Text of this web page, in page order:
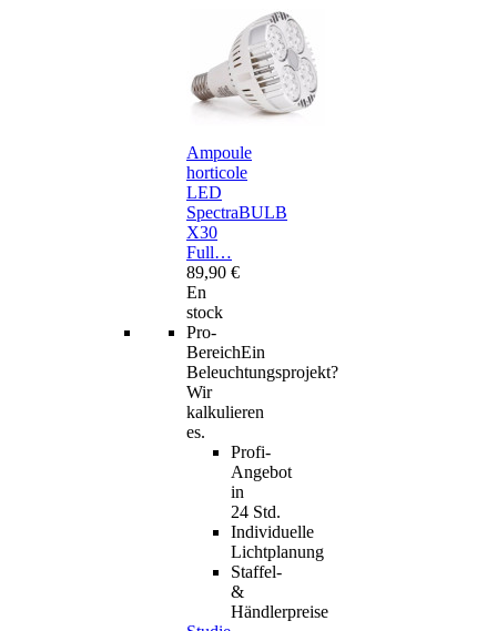
Ampoule
horticole
LED
SpectraBULB
X30
Full…
89,90 €
En
stock
Pro-
BereichEin
Beleuchtungsprojekt?
Wir
kalkulieren
es.
Profi-
Angebot
in
24 Std.
Individuelle
Lichtplanung
Staffel-
&
Händlerpreise